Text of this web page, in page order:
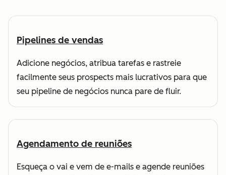
Pipelines de vendas
Adicione negócios, atribua tarefas e rastreie
facilmente seus prospects mais lucrativos para que
seu pipeline de negócios nunca pare de fluir.
Agendamento de reuniões
Esqueça o vai e vem de e-mails e agende reuniões